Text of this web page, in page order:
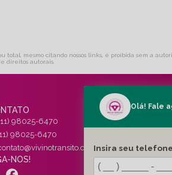
total, mesmo citando nossos links, é proibida sem a
direitos autorais.
98025-6470
98025-6470
NOS!
Olá! Fale
Insira seu telefone